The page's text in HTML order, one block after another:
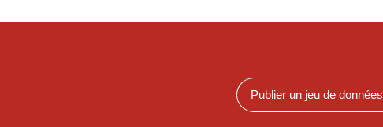
Publier un jeu de données